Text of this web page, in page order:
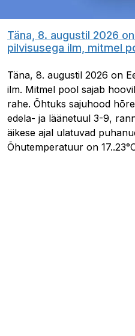
Täna, 8. augustil 2026
pilvisusega ilm, mitmel
Täna, 8. augustil 2026 on
ilm. Mitmel pool sajab
rahe. Õhtuks sajuhood
edela- ja läänetuul 3-9,
äikese ajal ulatuvad
Õhutemperatuur on